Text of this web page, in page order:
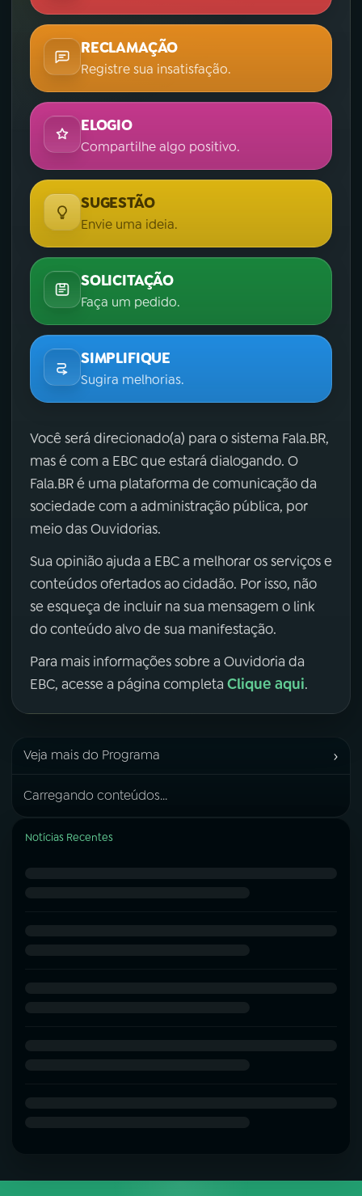
RECLAMAÇÃO
Registre sua insatisfação.
ELOGIO
Compartilhe algo positivo.
SUGESTÃO
Envie uma ideia.
SOLICITAÇÃO
Faça um pedido.
SIMPLIFIQUE
Sugira melhorias.
Você será direcionado(a) para o sistema Fala.BR,
mas é com a EBC que estará dialogando. O
Fala.BR é uma plataforma de comunicação da
sociedade com a administração pública, por
meio das Ouvidorias.
Sua opinião ajuda a EBC a melhorar os serviços e
conteúdos ofertados ao cidadão. Por isso, não
se esqueça de incluir na sua mensagem o link
do conteúdo alvo de sua manifestação.
Para mais informações sobre a Ouvidoria da
EBC, acesse a página completa Clique aqui.
Veja mais do Programa ›
Carregando conteúdos...
Notícias Recentes